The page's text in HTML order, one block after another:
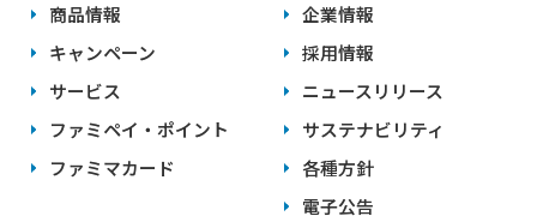
商品情報
キャンペーン
サービス
ファミペイ・ポイント
ファミマカード
企業情報
採用情報
ニュースリリース
サステナビリティ
各種方針
電子公告